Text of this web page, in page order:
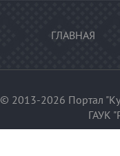
ГЛАВНАЯ
© 2013-2026 Портал
ГАУК